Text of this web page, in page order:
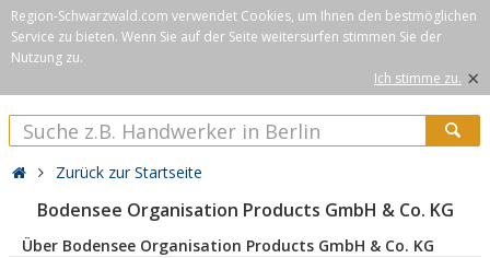
Region-Schwarzwald.com verwendet Cookies, um Ihnen den bestmöglichen
Service zu bieten. Wenn Sie auf der Seite weitersurfen stimmen Sie der
Nutzung zu.
Ich stimme zu. ×
Zurück zur Startseite
Bodensee Organisation Products GmbH & Co. KG
Über Bodensee Organisation Products GmbH & Co. KG